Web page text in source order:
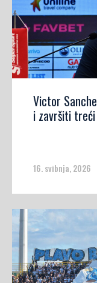
Victor
i završiti treći
16. svibnja, 2026